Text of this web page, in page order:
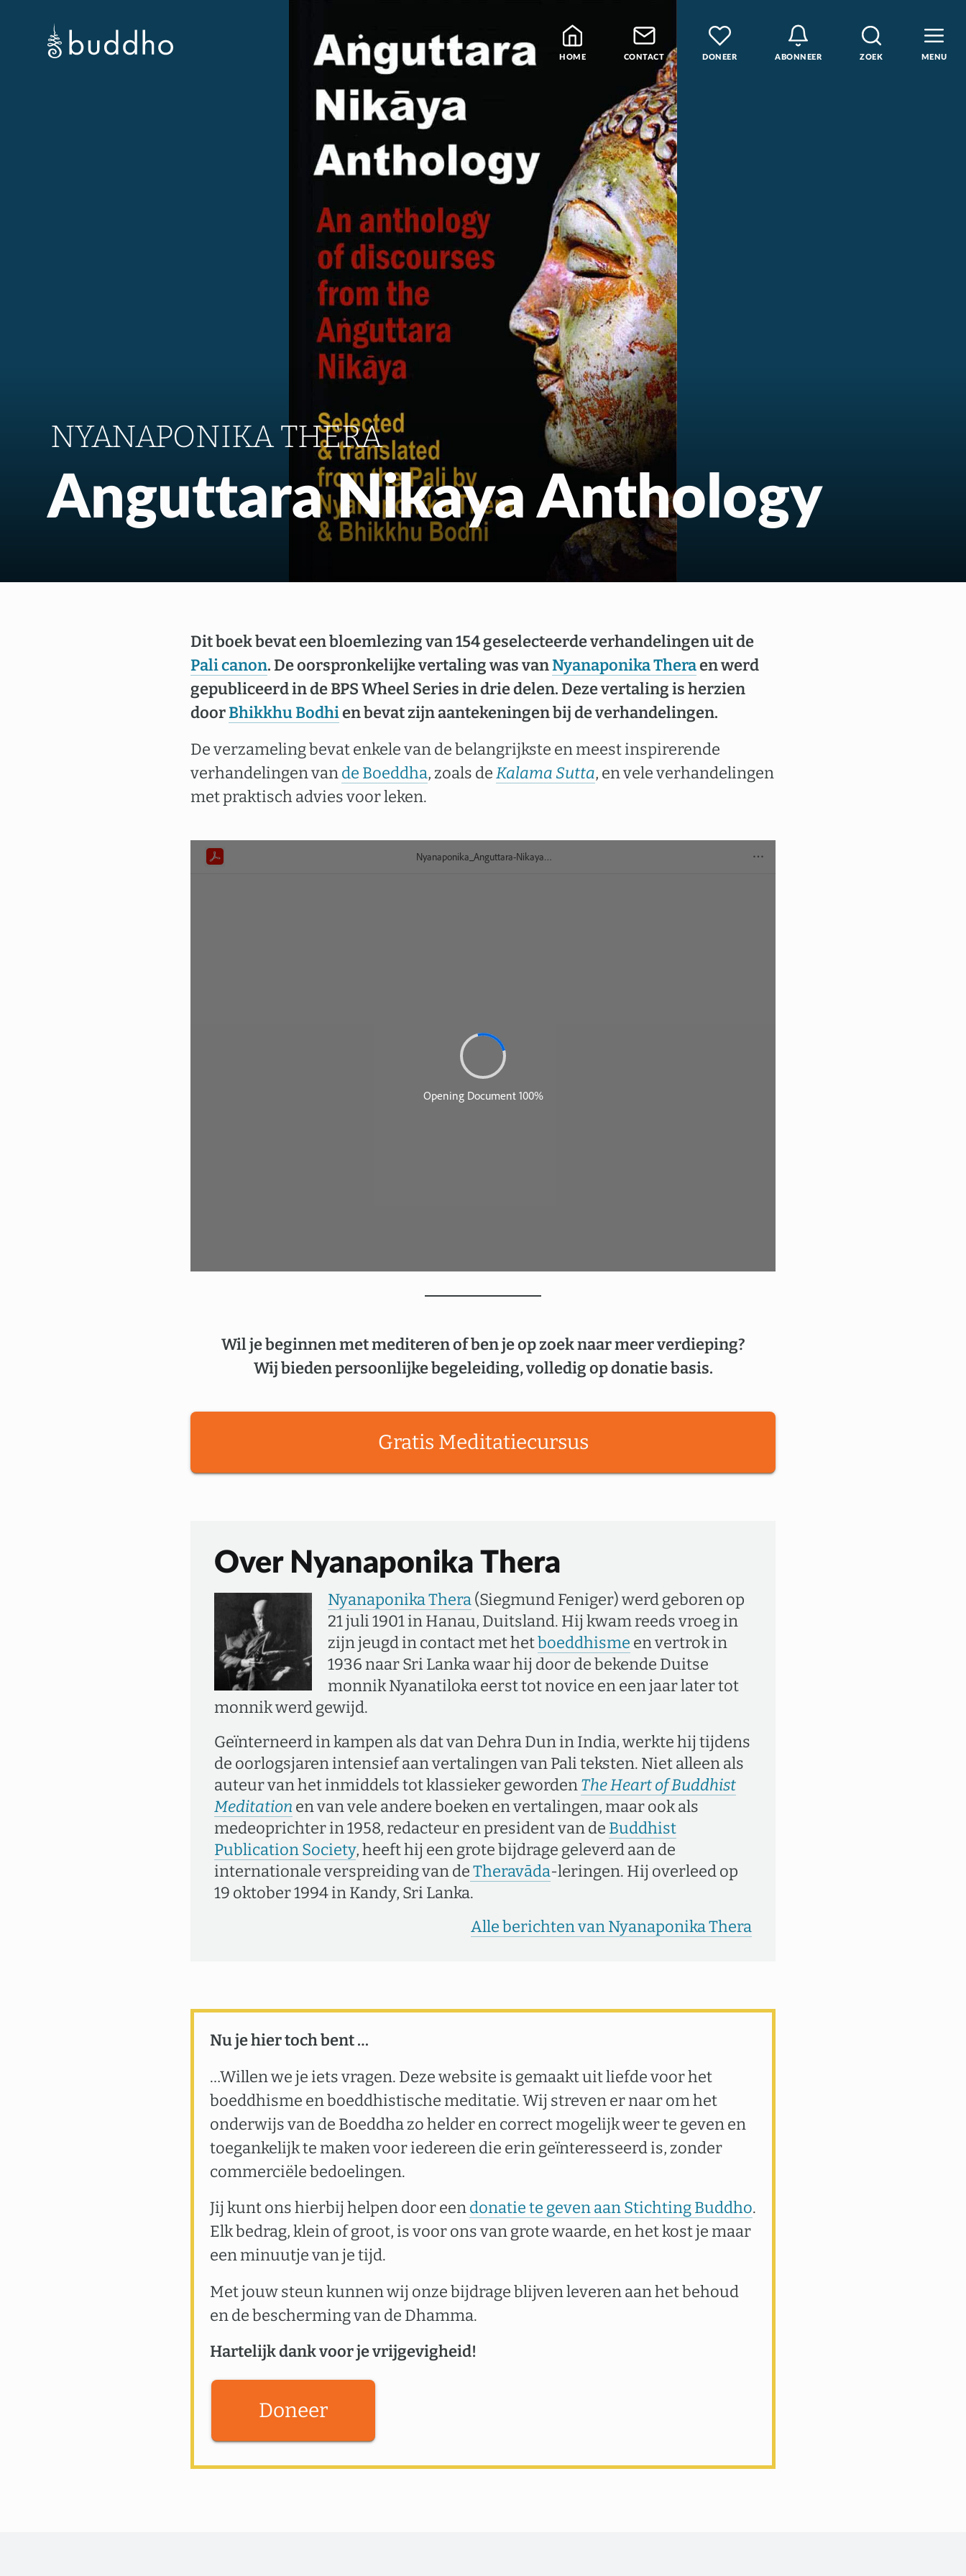
MENU
ZOEK
ABONNEER
DONEER
CONTACT
HOME
Blog
Leraren
Podcast en Praatjes
Samatha Meditatie
De Vier Edele Waarheden
Theravada Bibliotheek
Gratis Meditatiecursus
NYANAPONIKA THERA
Anguttara Nikaya Anthology
Dit boek bevat een bloemlezing van 154 geselecteerde verhandelingen uit de
Pali canon. De oorspronkelijke vertaling was vanNyanaponika Theraen werd
gepubliceerd in de BPS Wheel Series in drie delen. Deze vertaling is herzien
doorBhikkhu Bodhien bevat zijn aantekeningen bij de verhandelingen.
De verzameling bevat enkele van de belangrijkste en meest inspirerende
verhandelingen vande Boeddha, zoals deKalama Sutta, en vele verhandelingen
met praktisch advies voor leken.
Wil je beginnen met mediteren of ben je op zoek naar meer verdieping?
Wij bieden persoonlijke begeleiding, volledig op donatie basis.
Gratis Meditatiecursus
Over Nyanaponika Thera
Nyanaponika Thera(Siegmund Feniger) werd geboren op
21 juli 1901 in Hanau, Duitsland. Hij kwam reeds vroeg in
zijn jeugd in contact met hetboeddhisme en vertrok in
1936 naar Sri Lanka waar hij door de bekende Duitse
monnik Nyanatiloka eerst tot novice en een jaar later tot
monnik werd gewijd.
Geïnterneerd in kampen als dat van Dehra Dun in India, werkte hij tijdens
de oorlogsjaren intensief aan vertalingen van Pali teksten. Niet alleen als
auteur van het inmiddels tot klassieker gewordenThe Heart of Buddhist
Meditation en van vele andere boeken en vertalingen, maar ook als
medeoprichter in 1958, redacteur en president van de Buddhist
Publication Society, heeft hij een grote bijdrage geleverd aan de
internationale verspreiding van deTheravāda-leringen. Hij overleed op
19 oktober 1994 in Kandy, Sri Lanka.
Alle berichten van Nyanaponika Thera
Nu je hier toch bent …
…Willen we je iets vragen. Deze website is gemaakt uit liefde voor het
boeddhisme en boeddhistische meditatie. Wij streven er naar om het
onderwijs van de Boeddha zo helder en correct mogelijk weer te geven en
toegankelijk te maken voor iedereen die erin geïnteresseerd is, zonder
commerciële bedoelingen.
Jij kunt ons hierbij helpen door eendonatie te geven aan Stichting Buddho.
Elk bedrag, klein of groot, is voor ons van grote waarde, en het kost je maar
een minuutje van je tijd.
Met jouw steun kunnen wij onze bijdrage blijven leveren aan het behoud
en de bescherming van de Dhamma.
Hartelijk dank voor je vrijgevigheid!
Doneer